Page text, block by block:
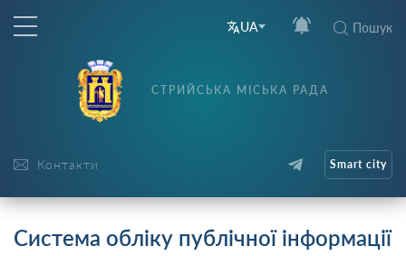
UA Пошук
Контакти
СТРИЙСЬКА МІСЬКА РАДА
Smart city
Система обліку публічної інформації